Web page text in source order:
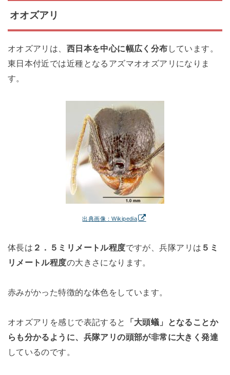
オオズアリ
オオズアリは、 西日本を中心に幅広く分布 しています。
東日本付近では近種となるアズマオオズアリになりま
す。
出典画像：Wikipedia
体長は ２．５ミリメートル程度ですが、兵隊アリは ５ミ
リメートル程度の大きさになります。
赤みがかった特徴的な体色をしています。
オオズアリを感じで表記すると
「大頭蟻」となることか
らも分かるように、兵隊アリの頭部が非常に大きく発達
しているのです。